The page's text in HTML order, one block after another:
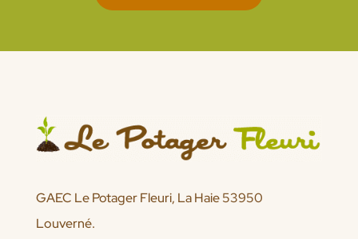
GAEC Le Potager Fleuri, La Haie 53950
Louverné.